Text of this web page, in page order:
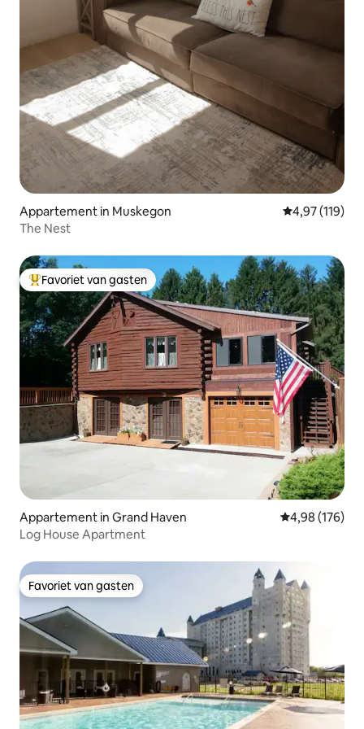
Appartement in Muskegon Gemiddelde
4,97 (119)
The Nest
Topfavoriet van gasten
Favoriet van gasten
Appartement in Grand Haven Gemiddelde
4,98 (176)
Log House Apartment
Favoriet van gasten
Favoriet van gasten